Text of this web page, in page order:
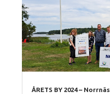
ÅRETS BY 2024 – Norrnäs